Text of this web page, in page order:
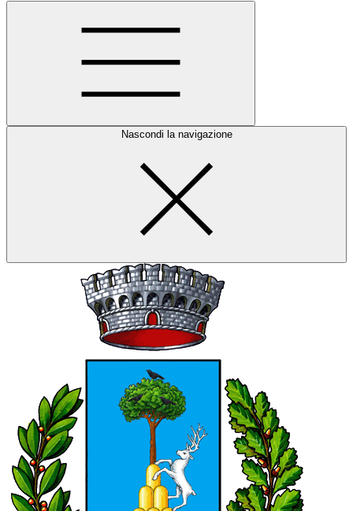
Nascondi la navigazione